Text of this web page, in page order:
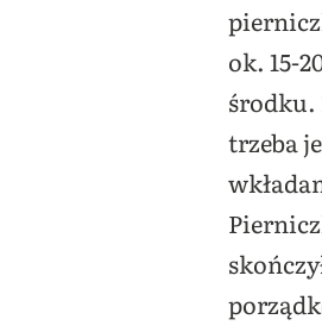
ok. 15-
środku.
trzeba